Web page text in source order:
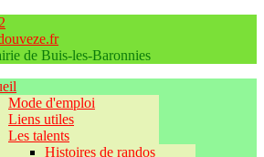
de Buis-les-Baronnies
Mode d'emploi
Liens utiles
Les talents
Histoires de randos